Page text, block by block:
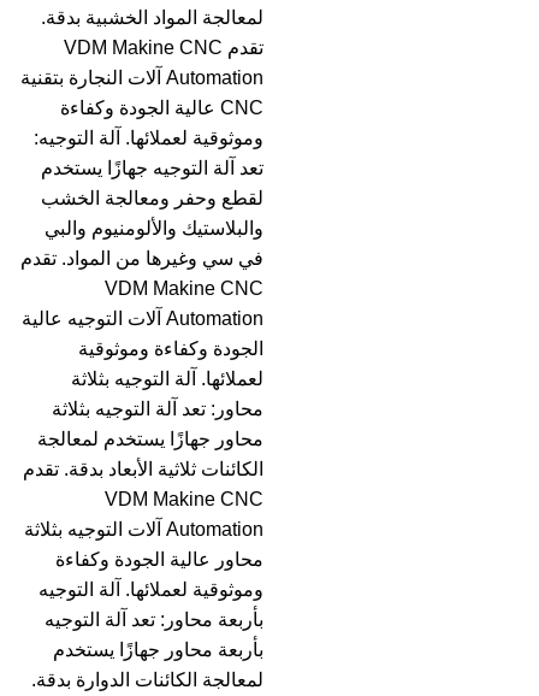
لمعالجة المواد الخشبية بدقة.
تقدم VDM Makine CNC
Automation آلات النجارة بتقنية
CNC عالية الجودة وكفاءة
وموثوقية لعملائها. آلة التوجيه:
تعد آلة التوجيه جهازًا يستخدم
لقطع وحفر ومعالجة الخشب
والبلاستيك والألومنيوم والبي
في سي وغيرها من المواد. تقدم
VDM Makine CNC
Automation آلات التوجيه عالية
الجودة وكفاءة وموثوقية
لعملائها. آلة التوجيه بثلاثة
محاور: تعد آلة التوجيه بثلاثة
محاور جهازًا يستخدم لمعالجة
الكائنات ثلاثية الأبعاد بدقة. تقدم
VDM Makine CNC
Automation آلات التوجيه بثلاثة
محاور عالية الجودة وكفاءة
وموثوقية لعملائها. آلة التوجيه
بأربعة محاور: تعد آلة التوجيه
بأربعة محاور جهازًا يستخدم
لمعالجة الكائنات الدوارة بدقة.